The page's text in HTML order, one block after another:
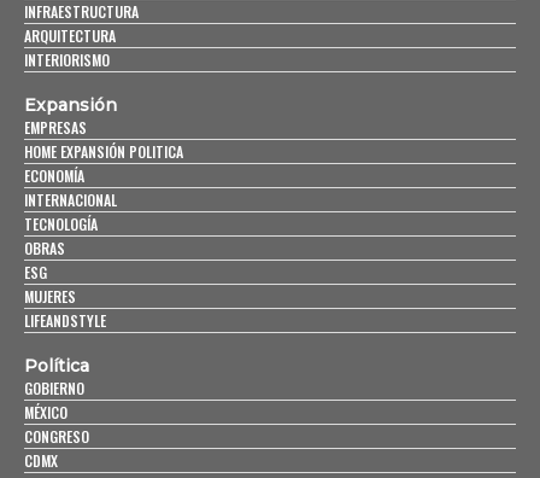
INFRAESTRUCTURA
ARQUITECTURA
INTERIORISMO
Expansión
EMPRESAS
HOME EXPANSIÓN POLITICA
ECONOMÍA
INTERNACIONAL
TECNOLOGÍA
OBRAS
ESG
MUJERES
LIFEANDSTYLE
Política
GOBIERNO
MÉXICO
CONGRESO
CDMX